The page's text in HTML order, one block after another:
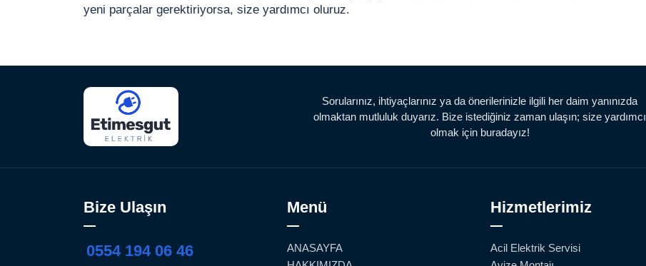
yeni parçalar gerektiriyorsa, size yardımcı oluruz.
Sorularınız, ihtiyaçlarınız ya da önerilerinizle ilgili her daim yanınızda
olmaktan mutluluk duyarız. Bize istediğiniz zaman ulaşın; size yardımcı
olmak için buradayız!
Bize Ulaşın
0554 194 06 46
Menü
ANASAYFA
Hizmetlerimiz
Acil Elektrik Servisi